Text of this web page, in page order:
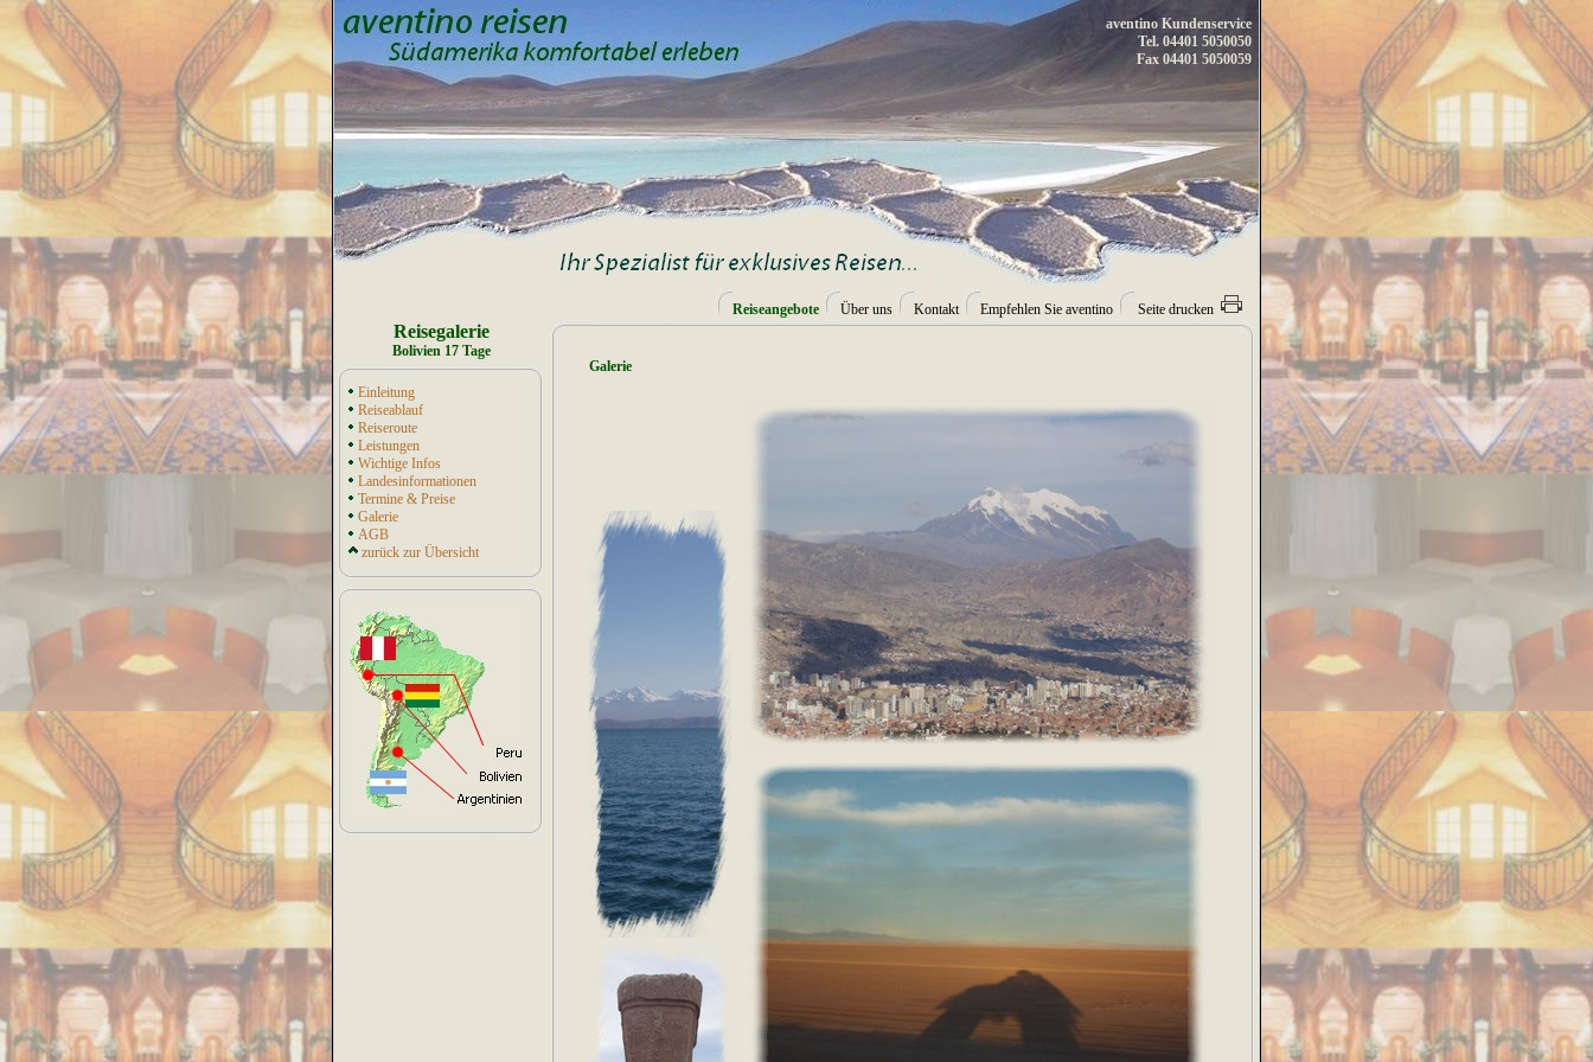
Südamerika Reisen, Luxus beim Argentinien Shopping, Bolivien und Peru Reisen
aventino Kundenservice
Tel. 04401 5050050
Fax 04401 5050059
Reiseangebote Über uns Kontakt Empfehlen Sie aventino Seite drucken
Reisegalerie
Bolivien 17 Tage
Einleitung
Reiseablauf
Reiseroute
Leistungen
Wichtige Infos
Landesinformationen
Termine & Preise
Galerie
AGB
zurück zur Übersicht
Galerie